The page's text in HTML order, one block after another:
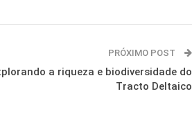
PRÓXIMO POST
a riqueza e biodiversidade do
Tracto Deltaico